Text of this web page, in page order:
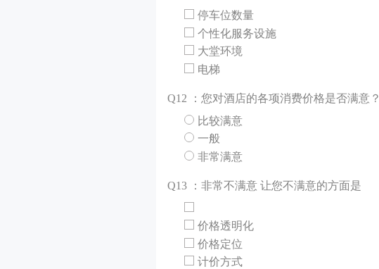
停车位数量
个性化服务设施
大堂环境
电梯
Q12 ：您对酒店的各项消费价格是否满意？
比较满意
一般
非常满意
Q13 ：非常不满意 让您不满意的方面是
价格透明化
价格定位
计价方式